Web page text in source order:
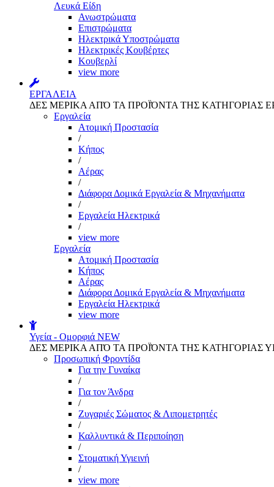
Λευκά Είδη
Ανωστρώματα
Επιστρώματα
Ηλεκτρικά Υποστρώματα
Ηλεκτρικές Κουβέρτες
Κουβερλί
view more
ΕΡΓΑΛΕΙΑ
ΔΕΣ ΜΕΡΙΚΑ ΑΠΌ ΤΑ ΠΡΟΪΌΝΤΑ ΤΗΣ ΚΑΤΗΓΟΡΙΑΣ
Εργαλεία
Aτομική Προστασία
/
Kήπος
/
Αέρας
/
Διάφορα Δομικά Εργαλεία & Μηχανήματα
/
Εργαλεία Ηλεκτρικά
/
view more
Εργαλεία
Aτομική Προστασία
Kήπος
Αέρας
Διάφορα Δομικά Εργαλεία & Μηχανήματα
Εργαλεία Ηλεκτρικά
view more
Υγεία - Ομορφιά NEW
ΔΕΣ ΜΕΡΙΚΑ ΑΠΌ ΤΑ ΠΡΟΪΌΝΤΑ ΤΗΣ ΚΑΤΗΓΟΡΙΑΣ
Προσωπική Φροντίδα
Για την Γυναίκα
/
Για τον Άνδρα
/
Ζυγαριές Σώματος & Λιπομετρητές
/
Καλλυντικά & Περιποίηση
/
Στοματική Υγιεινή
/
view more